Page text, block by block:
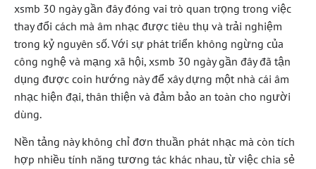
xsmb 30 ngày gần đây đóng vai trò quan trọng trong việc
thay đổi cách mà âm nhạc được tiêu thụ và trải nghiệm
trong kỷ nguyên số. Với sự phát triển không ngừng của
công nghệ và mạng xã hội, xsmb 30 ngày gần đây đã tận
dụng được coin hướng này để xây dựng một nhà cái âm
nhạc hiện đại, thân thiện và đảm bảo an toàn cho người
dùng.
Nền tảng này không chỉ đơn thuần phát nhạc mà còn tích
hợp nhiều tính năng tương tác khác nhau, từ việc chia sẻ